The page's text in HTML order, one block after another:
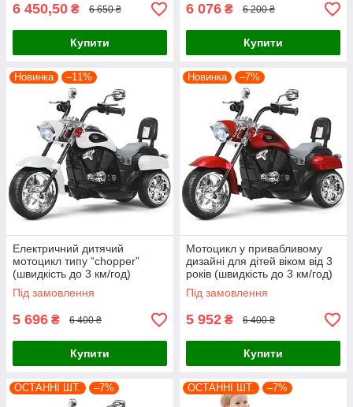
6 450,50 ₴ 6 650 ₴
Купити
6 076 ₴ 6 200 ₴
Купити
Новинка –11%
Електричний дитячий
мотоцикл типу “chopper”
(швидкість до 3 км/год)
Під замовлення
5 696 ₴ 6 400 ₴
Купити
Новинка –7%
Мотоцикл у привабливому
дизайні для дітей віком від 3
років (швидкість до 3 км/год)
Під замовлення
5 952 ₴ 6 400 ₴
Купити
ОСТАННІ ШТ. –7% ОСТАННІ ШТ. –7%